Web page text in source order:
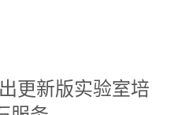
出更新版实验室培